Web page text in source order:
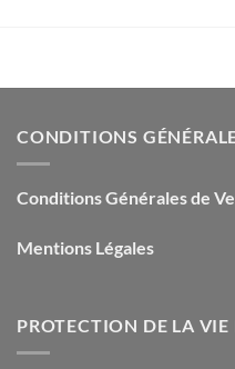
CONDITIONS
Conditions Générales de
Mentions Légales
PROTECTION DE LA VIE